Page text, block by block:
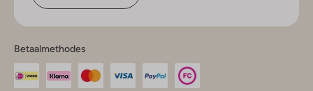
Betaalmethodes